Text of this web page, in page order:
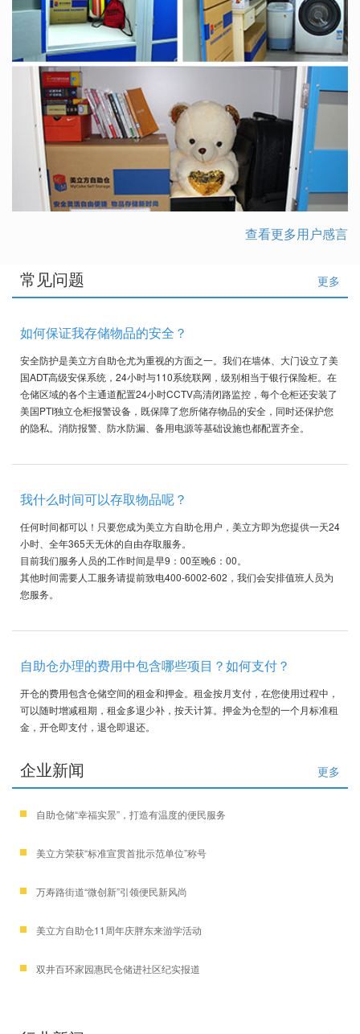
查看更多用户感言
常见问题 更多
如何保证我存储物品的安全？
安全防护是美立方自助仓尤为重视的方面之一。我们在墙体、大门设立了美
国ADT高级安保系统，24小时与110系统联网，级别相当于银行保险柜。在
仓储区域的各个主通道配置24小时CCTV高清闭路监控，每个仓柜还安装了
美国PTI独立仓柜报警设备，既保障了您所储存物品的安全，同时还保护您
的隐私。消防报警、防水防漏、备用电源等基础设施也都配置齐全。
我什么时间可以存取物品呢？
任何时间都可以！只要您成为美立方自助仓用户，美立方即为您提供一天24
小时、全年365天无休的自由存取服务。
目前我们服务人员的工作时间是早9：00至晚6：00。
其他时间需要人工服务请提前致电400-6002-602，我们会安排值班人员为
您服务。
自助仓办理的费用中包含哪些项目？如何支付？
开仓的费用包含仓储空间的租金和押金。租金按月支付，在您使用过程中，
可以随时增减租期，租金多退少补，按天计算。押金为仓型的一个月标准租
金，开仓即支付，退仓即退还。
企业新闻 更多
自助仓储“幸福实景”，打造有温度的便民服务
美立方荣获“标准宣贯首批示范单位”称号
万寿路街道“微创新”引领便民新风尚
美立方自助仓11周年庆胖东来游学活动
双井百环家园惠民仓储进社区纪实报道